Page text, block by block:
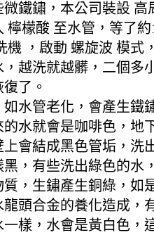
鐵鏽，本公司裝設 高
檸檬酸 至水管，等了約
機 ，啟動 螺旋波 模式
越洗就越髒，二個多
了。
水管老化，會產生鐵
水就會是咖啡色，地
會結成黑色管垢，洗
黑，有些洗出綠色的水
，生鏽產生銅綠，如
龍頭合金的養化造成，
一樣，水會是黃白色，